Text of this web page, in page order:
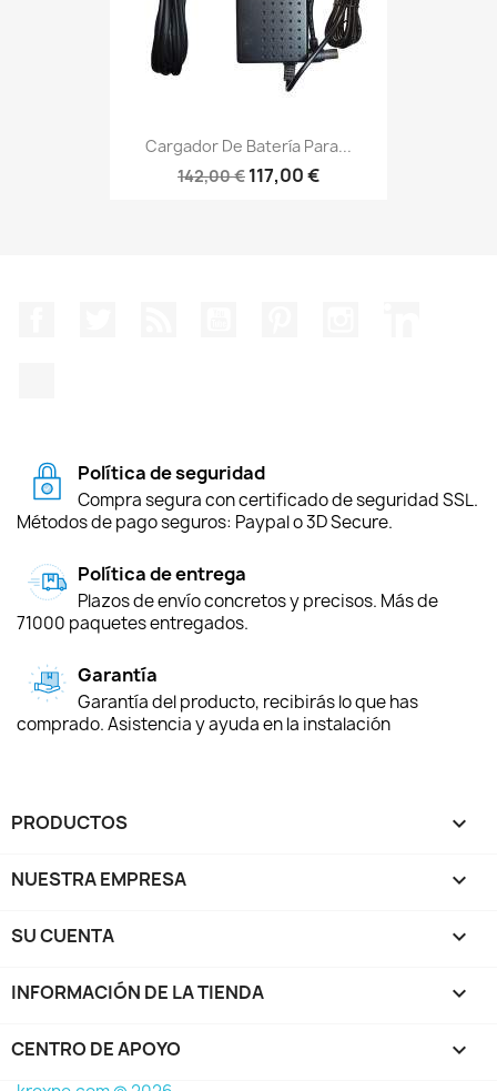
Cargador De Batería Para...
142,00 € 117,00 €
Política de seguridad
Compra segura con certificado de seguridad SSL.
Métodos de pago seguros: Paypal o 3D Secure.
Política de entrega
Plazos de envío concretos y precisos. Más de
71000 paquetes entregados.
Garantía
Garantía del producto, recibirás lo que has
comprado. Asistencia y ayuda en la instalación
PRODUCTOS 
NUESTRA EMPRESA 
SU CUENTA 
INFORMACIÓN DE LA TIENDA keyboard_arrow_down
CENTRO DE APOYO 